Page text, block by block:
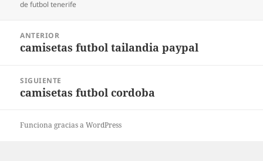
de futbol tenerife
entradas
ANTERIOR
Entrada
camisetas futbol tailandia paypal
SIGUIENTE
Entrada
camisetas futbol cordoba
Funciona gracias a WordPress